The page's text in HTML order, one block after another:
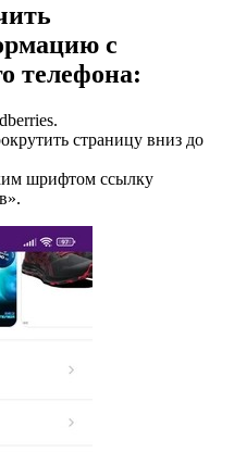
с
телефона:
страницу вниз до
шрифтом ссылку